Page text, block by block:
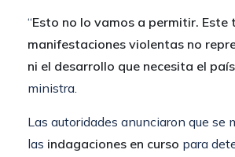
“Esto no lo vamos a permitir. Este
manifestaciones violentas no
ni el desarrollo que necesita el país
ministra.
Las autoridades anunciaron que se
las indagaciones en curso para